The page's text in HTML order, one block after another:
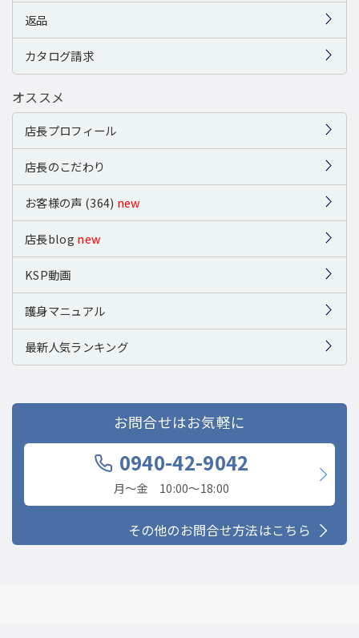
返品
カタログ請求
オススメ
店長プロフィール
店長のこだわり
お客様の声 (364) new
店長blog new
KSP動画
護身マニュアル
最新人気ランキング
お問合せはお気軽に
0940-42-9042
月〜金 10:00〜18:00
その他のお問合せ方法はこちら